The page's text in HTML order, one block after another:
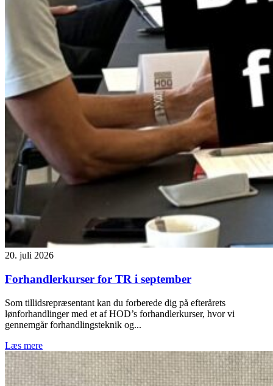
20. juli 2026
Forhandlerkurser for TR i september
Som tillidsrepræsentant kan du forberede dig på efterårets
lønforhandlinger med et af HOD’s forhandlerkurser, hvor vi
gennemgår forhandlingsteknik og...
Læs mere